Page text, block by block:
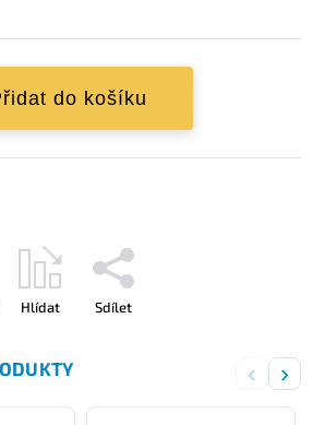
do košíku
Hlídat Sdílet
‹ ›